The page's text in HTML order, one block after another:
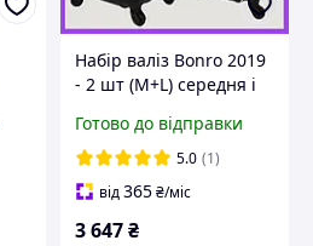
Набір валіз Bonro 2019
- 2 шт (M+L) середня і
пластикові на колесах з
кодовим замком і
висувною ручкою
Готово до відправки
5.0 (1)
від365₴/міс
3 647₴